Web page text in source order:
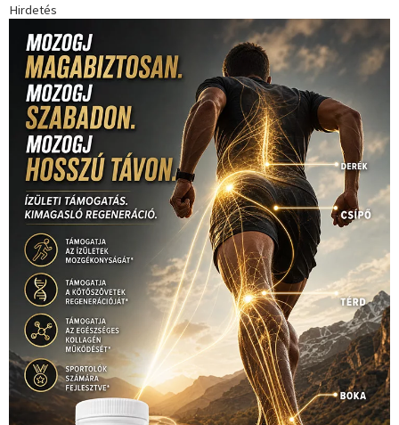
(181)Jégkorong(148)kajakkenu(138)karate(168)kickbox(204)
kosárlabda(166) Lewis Hamilton(168)
magyar
labdarúgóválogatott(148)Mercedes (244) motorsport(153)
Opel
Dakar Team(132)Rali Világbajnokság (122) Rendezvény(142)
rio
2016(373)sport Sportime Magazin(128)szabadidősport
(316) Szalay Balázs(126) tenisz(416) táplálkozás(155)utazás
(126)Video(247)világbajnokság (162) Világkupa(129)
vitorlázás
(222) vívás(174) (197) Érdi Mária(130)életmód(416)
úszás(361)
Hirdetés